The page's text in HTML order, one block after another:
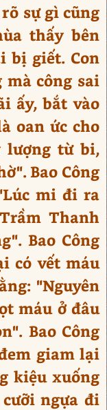
sự gì cũng
thấy bên
bị giết. Con
công sai
ấy, bắt vào
oan ức cho
lượng từ bi,
Bao Công
mi đi ra
Thanh
Bao Công
có vết máu
"Nguyên
máu ở đâu
Bao Công
giam lại
kiệu xuống
ngựa đi